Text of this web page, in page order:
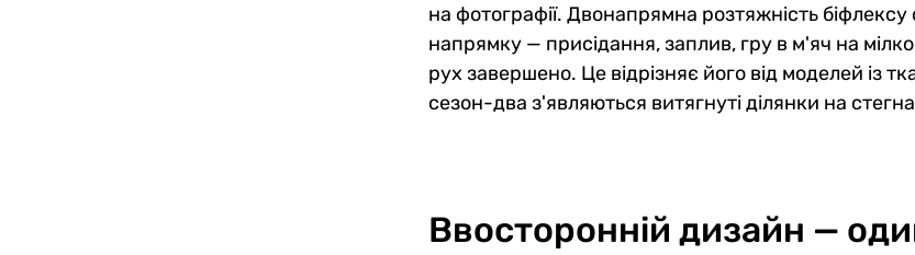
на фотографії. Двонапрямна розтяжність
напрямку — присідання, заплив, гру в м'яч на
рух завершено. Це відрізняє його від моделей із
сезон-два з'являються витягнуті ділянки на
Ввосторонній дизайн —